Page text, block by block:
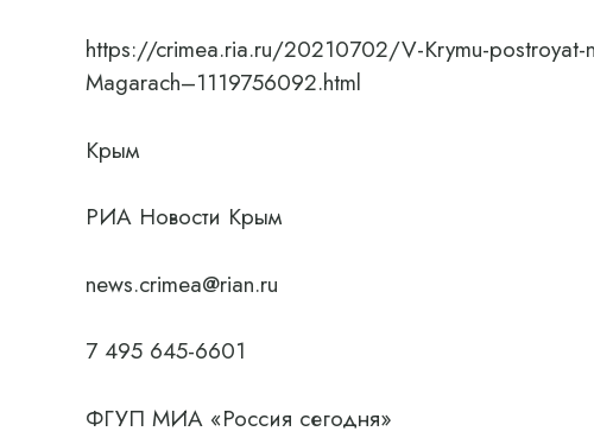
https://crimea.ria.ru/20210702/V-Krymu-postroyat-
Magarach–1119756092.html
Крым
РИА Новости Крым
news.crimea@rian.ru
7 495 645-6601
ФГУП МИА «Россия сегодня»